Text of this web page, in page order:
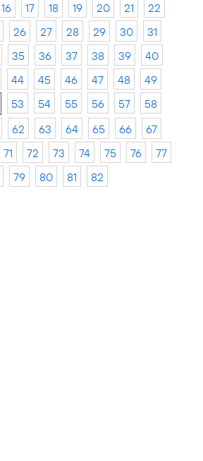
16 17 18 19 20 21
22
26 27 28 29 30
31
35 36 37 38 39
40
44 45 46 47 48
49
53 54 55 56 57
58
62 63 64 65 66
67
71 72 73 74 75 76
77
79 80 81 82